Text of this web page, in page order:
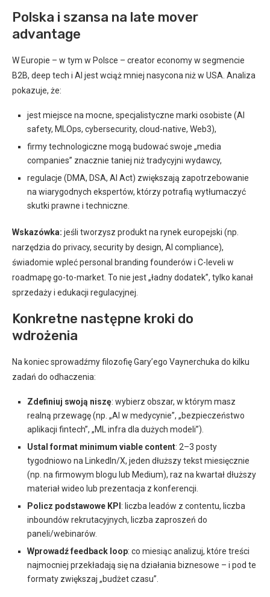
Polska i szansa na late mover
advantage
W Europie – w tym w Polsce – creator economy w segmencie
B2B, deep tech i AI jest wciąż mniej nasycona niż w USA. Analiza
pokazuje, że:
jest miejsce na mocne, specjalistyczne marki osobiste (AI
safety, MLOps, cybersecurity, cloud-native, Web3),
firmy technologiczne mogą budować swoje „media
companies” znacznie taniej niż tradycyjni wydawcy,
regulacje (DMA, DSA, AI Act) zwiększają zapotrzebowanie
na wiarygodnych ekspertów, którzy potrafią wytłumaczyć
skutki prawne i techniczne.
Wskazówka: jeśli tworzysz produkt na rynek europejski (np.
narzędzia do privacy, security by design, AI compliance),
świadomie wpleć personal branding founderów i C-leveli w
roadmapę go-to-market. To nie jest „ładny dodatek”, tylko kanał
sprzedaży i edukacji regulacyjnej.
Konkretne następne kroki do
wdrożenia
Na koniec sprowadźmy filozofię Gary’ego Vaynerchuka do kilku
zadań do odhaczenia:
Zdefiniuj swoją niszę: wybierz obszar, w którym masz
realną przewagę (np. „AI w medycynie”, „bezpieczeństwo
aplikacji fintech”, „ML infra dla dużych modeli”).
Ustal format minimum viable content: 2–3 posty
tygodniowo na LinkedIn/X, jeden dłuższy tekst miesięcznie
(np. na firmowym blogu lub Medium), raz na kwartał dłuższy
materiał wideo lub prezentacja z konferencji.
Policz podstawowe KPI : liczba leadów z contentu, liczba
inboundów rekrutacyjnych, liczba zaproszeń do
paneli/webinarów.
Wprowadź feedback loop: co miesiąc analizuj, które treści
najmocniej przekładają się na działania biznesowe – i pod te
formaty zwiększaj „budżet czasu”.